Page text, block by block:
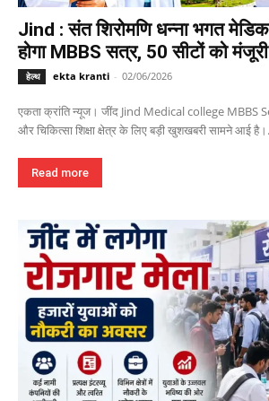
Jind : संत शिरोमणि धन्ना भगत
होगा MBBS सत्र, 50 सीटों को मंजूरी
हेल्थ ekta kranti - 02/06/2026
एकता क्रांति न्यूज। जींद Jind Medical college MBBS
और चिकित्सा शिक्षा क्षेत्र के लिए बड़ी खुशखबरी सामने आई
Read more